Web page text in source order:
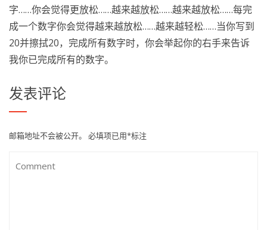
字……你会觉得更放松……越来越放松……越来越放松……每完
成一个数字你会觉得越来越放松……越来越轻松……当你写到
20并擦拭20，完成所有数字时，你会举起你的右手来告诉
我你已完成所有的数字。
发表评论
邮箱地址不会被公开。 必填项已用*标注